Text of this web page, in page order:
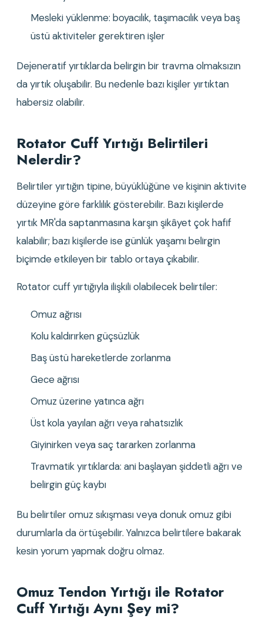
Mesleki yüklenme: boyacılık, taşımacılık veya baş
üstü aktiviteler gerektiren işler
Dejeneratif yırtıklarda belirgin bir travma olmaksızın
da yırtık oluşabilir. Bu nedenle bazı kişiler yırtıktan
habersiz olabilir.
Rotator Cuff Yırtığı Belirtileri
Nelerdir?
Belirtiler yırtığın tipine, büyüklüğüne ve kişinin aktivite
düzeyine göre farklılık gösterebilir. Bazı kişilerde
yırtık MR'da saptanmasına karşın şikâyet çok hafif
kalabilir; bazı kişilerde ise günlük yaşamı belirgin
biçimde etkileyen bir tablo ortaya çıkabilir.
Rotator cuff yırtığıyla ilişkili olabilecek belirtiler:
Omuz ağrısı
Kolu kaldırırken güçsüzlük
Baş üstü hareketlerde zorlanma
Gece ağrısı
Omuz üzerine yatınca ağrı
Üst kola yayılan ağrı veya rahatsızlık
Giyinirken veya saç tararken zorlanma
Travmatik yırtıklarda: ani başlayan şiddetli ağrı ve
belirgin güç kaybı
Bu belirtiler omuz sıkışması veya donuk omuz gibi
durumlarla da örtüşebilir. Yalnızca belirtilere bakarak
kesin yorum yapmak doğru olmaz.
Omuz Tendon Yırtığı ile Rotator
Cuff Yırtığı Aynı Şey mi?